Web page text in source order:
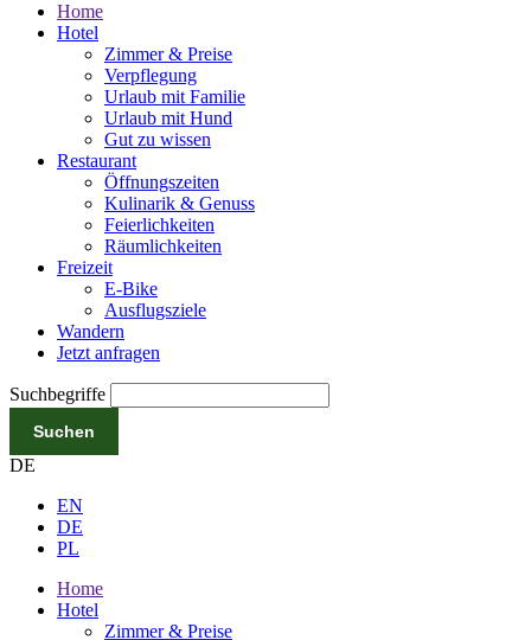
Home
Hotel
Zimmer & Preise
Verpflegung
Urlaub mit Familie
Urlaub mit Hund
Gut zu wissen
Restaurant
Öffnungszeiten
Kulinarik & Genuss
Feierlichkeiten
Räumlichkeiten
Freizeit
E-Bike
Ausflugsziele
Wandern
Jetzt anfragen
Suchbegriffe
Suchen
DE
EN
DE
PL
Home
Hotel
Zimmer & Preise